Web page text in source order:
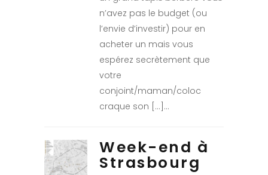
n’avez pas le budget (ou
l’envie d’investir) pour en
acheter un mais vous
espérez secrètement que
votre
conjoint/maman/coloc
craque son […]
Week-end à
Strasbourg